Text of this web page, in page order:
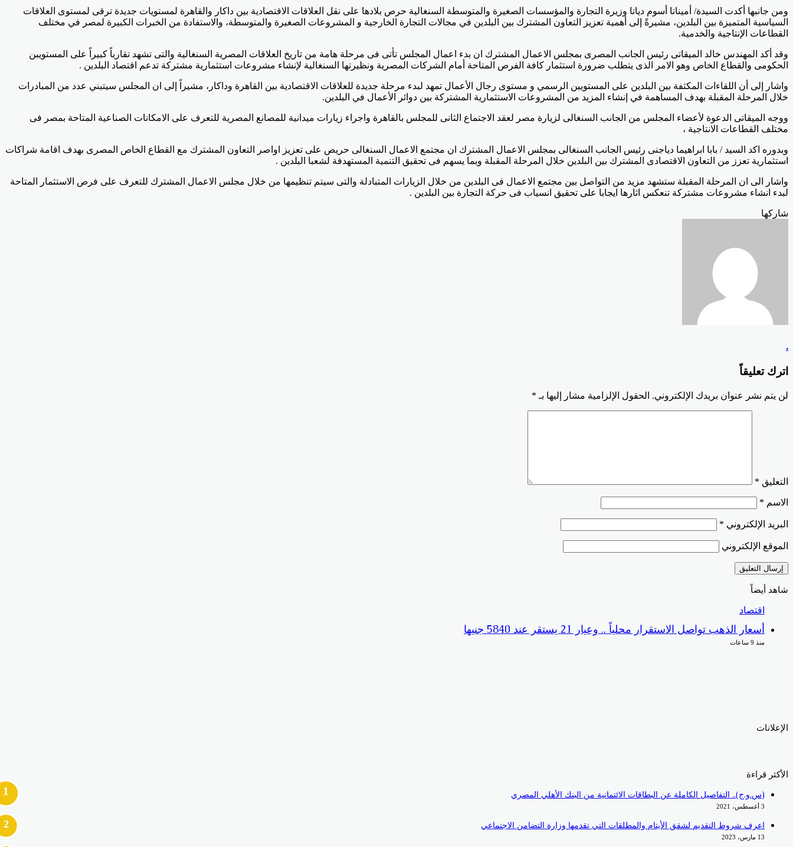
‏ومن جانبها أكدت السيدة/ أميناتا أسوم دياتا وزيرة التجارة والمؤسسات الصغيرة والمتوسطة السنغالية حرص بلادها على نقل العلاقات الاقتصادية بين داكار والقاهرة لمستويات جديدة ترقى لمستوى العلاقات
السياسية المتميزة بين البلدين، مشيرةً إلى أهمية تعزيز التعاون المشترك بين البلدين في مجالات التجارة الخارجية و المشروعات الصغيرة والمتوسطة، والاستفادة من الخبرات الكبيرة لمصر في مختلف
القطاعات الإنتاجية والخدمية.
وقد أكد المهندس خالد الميقاتى رئيس الجانب المصرى بمجلس الاعمال المشترك ان بدء اعمال المجلس تأتى فى مرحلة هامة من تاريخ العلاقات المصرية السنغالية والتى تشهد تقارباً كبيراً على المستويبن
الحكومى والقطاع الخاص وهو الامر الذى يتطلب ضرورة استثمار كافة الفرص المتاحة أمام الشركات المصرية ونظيرتها السنغالية لإنشاء مشروعات استثمارية مشتركة تدعم اقتصاد البلدين .
واشار إلى أن اللقاءات المكثفة بين البلدين على المستويين الرسمي و مستوى رجال الأعمال تمهد لبدء مرحلة جديدة للعلاقات الاقتصادية بين القاهرة وداكار، مشيراً إلى ان المجلس سيتبني عدد من المبادرات
خلال المرحلة المقبلة بهدف المساهمة في إنشاء المزيد من المشروعات الاستثمارية المشتركة بين دوائر الأعمال في البلدين.
ووجه الميقاتى الدعوة لأعضاء المجلس من الجانب السنغالى لزيارة مصر لعقد الاجتماع الثانى للمجلس بالقاهرة واجراء زيارات ميدانية للمصانع المصرية للتعرف على الامكانات الصناعية المتاحة بمصر فى
مختلف القطاعات الانتاجية ،
وبدوره اكد السيد / بابا ابراهيما دياجنى رئيس الجانب السنغالى بمجلس الاعمال المشترك ان مجتمع الاعمال السنغالى حريص على تعزيز اواصر التعاون المشترك مع القطاع الخاص المصرى بهدف اقامة شراكات
استثمارية تعزز من التعاون الاقتصادى المشترك بين البلدين خلال المرحلة المقبلة وبما يسهم فى تحقيق التنمية المستهدفة لشعبا البلدين .
واشار الى ان المرحلة المقبلة ستشهد مزيد من التواصل بين مجتمع الاعمال فى البلدين من خلال الزيارات المتبادلة والتى سيتم تنظيمها من خلال مجلس الاعمال المشترك للتعرف على فرص الاستثمار المتاحة
لبدء انشاء مشروعات مشتركة تنعكس اثارها ايجابا على تحقيق انسياب فى حركة التجارة بين البلدين .
فيسبوك
‫X
لينكدإن
بينتيريست
Odnoklassniki
‫Pocket
شاركها
.
اترك تعليقاً
لن يتم نشر عنوان بريدك الإلكتروني. الحقول الإلزامية مشار إليها بـ *
التعليق *
الاسم *
البريد الإلكتروني *
الموقع الإلكتروني
شاهد أيضاً
اقتصاد
أسعار الذهب تواصل الاستقرار محلياً .. وعيار 21 يستقر عند 5840 جنيها
منذ 9 ساعات
الإعلانات
الأكثر قراءة
(س.و.ج).. التفاصيل الكاملة عن البطاقات الائتمانية من البنك الأهلي المصري
3 أغسطس، 2021
اعرف شروط التقديم لشقق الأيتام والمطلقات التي تقدمها وزارة التضامن الاجتماعي
13 مارس، 2023